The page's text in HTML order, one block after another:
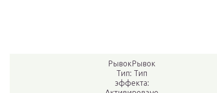
РывокРывок
Тип: Тип
эффекта: